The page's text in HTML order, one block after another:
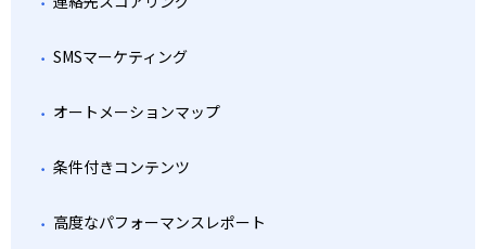
SMSマーケティング
オートメーションマップ
条件付きコンテンツ
高度なパフォーマンスレポート